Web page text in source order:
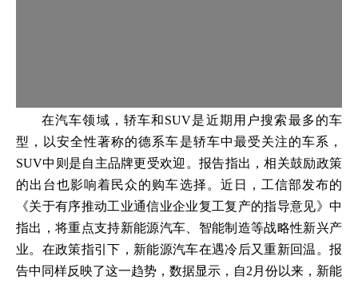
在汽车领域，轿车和SUV是近期用户搜索最多的车
型，以安全性著称的德系车是轿车中最受关注的车系，
SUV中则是自主品牌更受欢迎。报告指出，相关鼓励政策
的出台也影响着民众的购车选择。近日，工信部发布的
《关于有序推动工业通信业企业复工复产的指导意见》中
指出，将重点支持新能源汽车、智能制造等战略性新兴产
业。在政策指引下，新能源汽车在遇冷后又重新回温。报
告中同样反映了这一趋势，数据显示，自2月份以来，新能